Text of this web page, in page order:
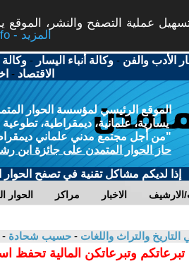
عملية التصفح والنشر،
More info - المزيد
الأدب والفن -وكالة أنباء اليسار -وكالة
الاقتصاد -
الموقع الرئيسي لمؤسسة الحوار
يسارية، علمانية، ديمقراطية، تطوعية
"من أجل مجتمع مدني علماني
حاز الحوار المتمدن على جائزة ابن
إذا لديكم مشاكل تقنية في تصفح الحوار
الحوار مراكز الاخبار
والتراث واللغات - حسيب شحادة -
تبرعاتكم وتبرعاتكن المالية تحفظ